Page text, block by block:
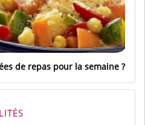
de repas pour la semaine